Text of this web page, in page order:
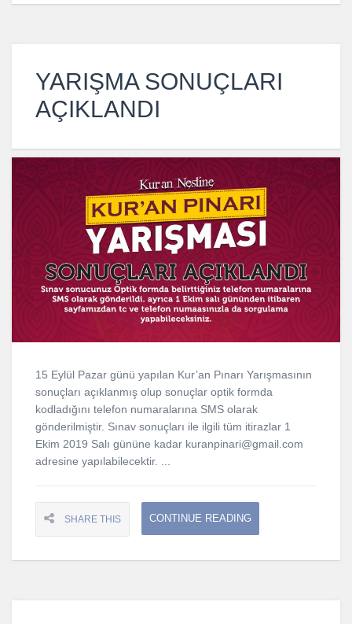
YARIŞMA SONUÇLARI
AÇIKLANDI
15 Eylül Pazar günü yapılan Kur’an Pınarı Yarışmasının
sonuçları açıklanmış olup sonuçlar optik formda
kodladığını telefon numaralarına SMS olarak
gönderilmiştir. Sınav sonuçları ile ilgili tüm itirazlar 1
Ekim 2019 Salı gününe kadar kuranpinari@gmail.com
adresine yapılabilecektir. ...
SHARE THIS CONTINUE READING